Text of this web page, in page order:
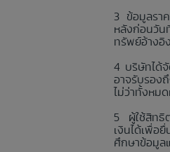
ข้อมูลรา
หลังก่อนวัน
ทรัพย์อ้างอิ
บริษัทได้
อาจรับรอง
ไม่ว่าทั้งหม
ผู้ใช้สิท
เงินได้เพื่อ
ศึกษาข้อมูล